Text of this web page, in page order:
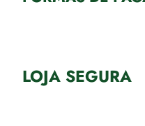
LOJA SEGURA